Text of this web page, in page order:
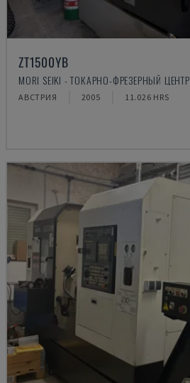
ZT1500YB
MORI SEIKI - ТОКАРНО-ФРЕЗЕРНЫЙ ЦЕНТР
АВСТРИЯ 2005 11.026 HRS